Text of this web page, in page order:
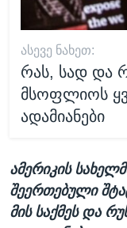
ᲐᲡᲔᲕᲔ ᲜᲐᲮᲔᲗ:
რას, სად და
მსოფლიოს
ადამიანები
ამერიკის
შეერთებული
მის საქმეს და